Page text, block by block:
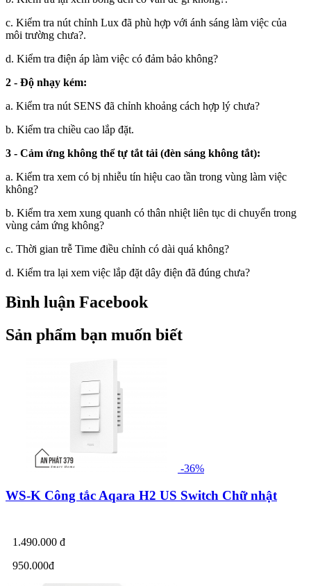
c. Kiểm tra nút chỉnh Lux đã phù hợp với ánh sáng làm việc của
môi trường chưa?.
d. Kiểm tra điện áp làm việc có đảm bảo không?
2 - Độ nhạy kém:
a. Kiểm tra nút SENS đã chỉnh khoảng cách hợp lý chưa?
b. Kiểm tra chiều cao lắp đặt.
3 - Cảm ứng không thể tự tắt tải (đèn sáng không tắt):
a. Kiểm tra xem có bị nhiễu tín hiệu cao tần trong vùng làm việc
không?
b. Kiểm tra xem xung quanh có thân nhiệt liên tục di chuyển trong
vùng cảm ứng không?
c. Thời gian trễ Time điều chỉnh có dài quá không?
d. Kiểm tra lại xem việc lắp đặt dây điện đã đúng chưa?
Bình luận Facebook
Sản phẩm bạn muốn biết
-36%
WS-K Công tắc Aqara H2 US Switch Chữ nhật
1.490.000 đ
950.000đ